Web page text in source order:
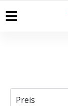
Start
Preis